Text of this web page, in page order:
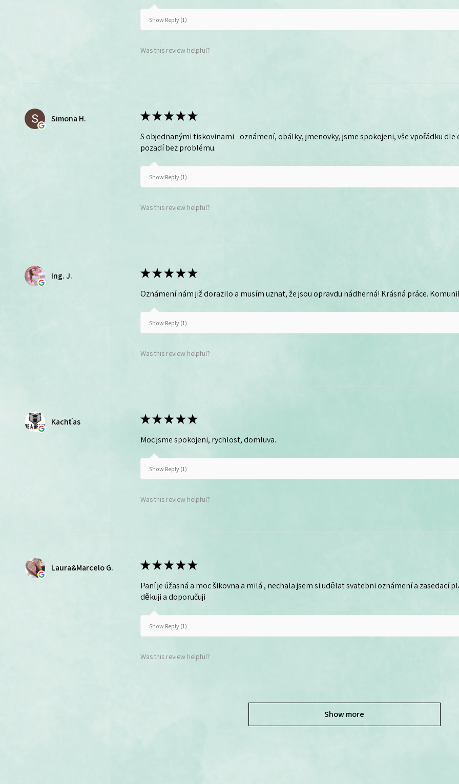
Show Reply (1)
Was this review helpful?
Simona H. ★★★★★
S objednanými tiskovinami - oznámení, obálky, jmenovky, jsme spokojeni, vše vpořádku
pozadí bez problému.
Show Reply (1)
Was this review helpful?
Ing. J. ★★★★★
Oznámení nám již dorazilo a musím uznat, že jsou opravdu nádherná! Krásná práce.
Show Reply (1)
Was this review helpful?
Kachťas ★★★★★
Moc jsme spokojeni, rychlost, domluva.
Show Reply (1)
Was this review helpful?
Laura&Marcelo G. ★★★★★
Paní je úžasná a moc šikovna a milá , nechala jsem si udělat svatebni oznámení a
děkuji a doporučuji
Show Reply (1)
Was this review helpful?
Show more